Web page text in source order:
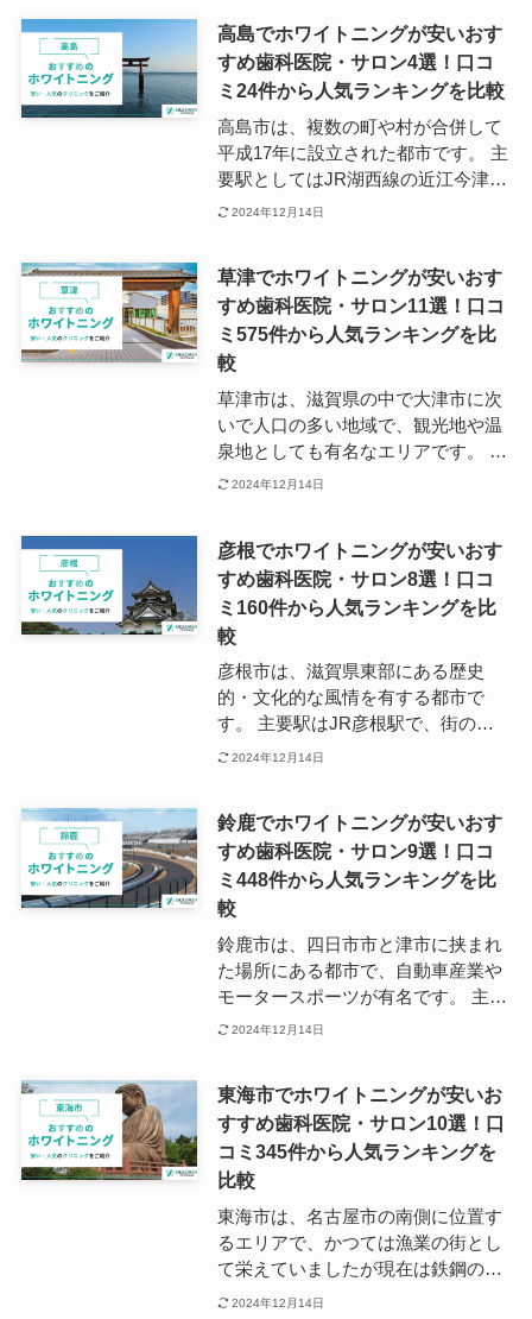
も改善されました。 亀岡市の主要駅
は、JR山陰本線の亀岡駅で、京都駅
までは約20分でアクセスできます。
歯科医院の数はそれほど多くありま
せんが、亀岡駅周辺には複数のクリ
ニックが点在しており、中にはホワ
イトニングに力を入れているところ
も多数見られます。 亀岡でホワイト
ス良好な亀岡駅エリアでお気に入り
のクリニックを見つけることがおす
すめです。
高島でホワイトニングが安いおす
すめ歯科医院・サロン4選！口コ
ミ24件から人気ランキングを比較
高島市は、複数の町や村が合併して
平成17年に設立された都市です。 主
要駅としてはJR湖西線の近江今津
駅、近江高島駅などがあり、駅周辺
ど多くありませんが、ホワイトニン
グ特化のクリニックは決して少なく
ないため、歯を白く美しくしたいと
いう要望はしっかり叶えられること
が期待できます。
2024年12月14日
草津でホワイトニングが安いおす
すめ歯科医院・サロン11選！口コ
ミ575件から人気ランキングを比
較
草津市は、滋賀県の中で大津市に次
いで人口の多い地域で、観光地や温
泉地としても有名なエリアです。 草
津は閑静な住宅街が広がり、教育施
い上に、観光業でも賑わいを見せて
います。 草津市には、JR東海道本
線（琵琶湖線）が通っており、主要
駅の草津駅から京都までは乗り換え
なしで約20分とアクセス面も良好で
す。 草津駅や南草津駅の周辺にはホ
ワイトニングに特化した歯科医院も
多く点在しており、地域の方はもち
ろん、遠方からお出かけついでに通
2024年12月14日
彦根でホワイトニングが安いおす
すめ歯科医院・サロン8選！口コ
ミ160件から人気ランキングを比
較
彦根市は、滋賀県東部にある歴史
的・文化的な風情を有する都市で
す。 主要駅はJR彦根駅で、街の人
口は約11万人ほどと言われていま
都駅までは約45分、大阪駅にも80分
ほどでアクセスできるなど都市部へ
のアクセスも良好です。 彦根駅周辺
には複数の歯科医院があり、患者さ
んのニーズに合わせた治療を提供し
ています。 ホワイトニングの施術も
受けられるため、機能と審美の両立
を目指したい方にもおすすめです。
2024年12月14日
鈴鹿でホワイトニングが安いおす
すめ歯科医院・サロン9選！口コ
ミ448件から人気ランキングを比
較
鈴鹿市は、四日市市と津市に挟まれ
た場所にある都市で、自動車産業や
モータースポーツが有名です。 主要
駅は近鉄鈴鹿線沿線の鈴鹿市駅で、
く、喧騒から離れた穏やかな地域で
すが、駅の近くは賑わいを見せてお
り、医療機関も充実しているのが特
徴です。 鈴鹿市駅から徒歩圏内に
は、ホワイトニングに特化した歯科
医院も複数点在しています。
2024年12月14日
東海市でホワイトニングが安いお
すすめ歯科医院・サロン10選！口
コミ345件から人気ランキングを
比較
東海市は、名古屋市の南側に位置す
るエリアで、かつては漁業の街とし
て栄えていましたが現在は鉄鋼の街
としても知られています。 主要駅に
2024年12月14日